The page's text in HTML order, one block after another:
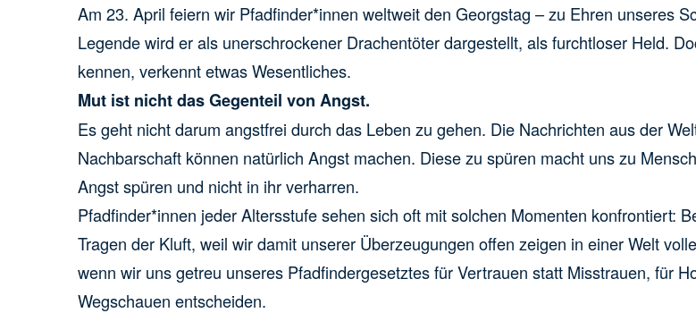
Am 23. April feiern wir Pfadfinder*innen weltweit den Georgstag – zu Ehren unseres
Legende wird er als unerschrockener Drachentöter dargestellt, als furchtloser Held.
kennen, verkennt etwas Wesentliches.
Mut ist nicht das Gegenteil von Angst.
Es geht nicht darum angstfrei durch das Leben zu gehen. Die Nachrichten aus der
Nachbarschaft können natürlich Angst machen. Diese zu spüren macht uns zu
Angst spüren und nicht in ihr verharren.
Pfadfinder*innen jeder Altersstufe sehen sich oft mit solchen Momenten konfrontiert:
Tragen der Kluft, weil wir damit unserer Überzeugungen offen zeigen in einer Welt
wenn wir uns getreu unseres Pfadfindergesetztes für Vertrauen statt Misstrauen, für
Wegschauen entscheiden.